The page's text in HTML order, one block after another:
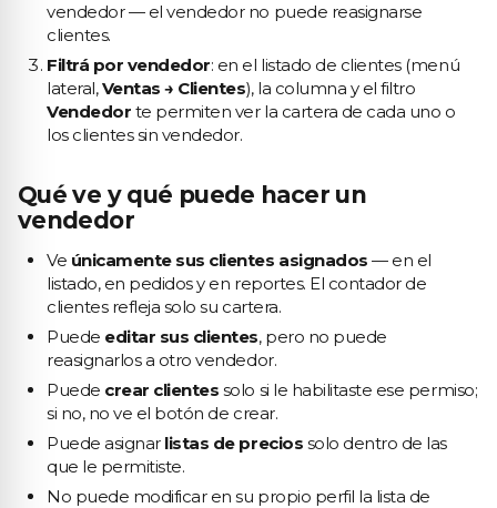
vendedor — el vendedor no puede reasignarse
clientes.
Filtrá por vendedor: en el listado de clientes (menú
lateral,Ventas → Clientes), la columna y el filtro
Vendedor te permiten ver la cartera de cada uno o
los clientes sin vendedor.
Qué ve y qué puede hacer un
vendedor
Ve únicamente sus clientes asignados — en el
listado, en pedidos y en reportes. El contador de
clientes refleja solo su cartera.
Puede editar sus clientes, pero no puede
reasignarlos a otro vendedor.
Puede crear clientes solo si le habilitaste ese permiso;
si no, no ve el botón de crear.
Puede asignar listas de precios solo dentro de las
que le permitiste.
No puede modificar en su propio perfil la lista de